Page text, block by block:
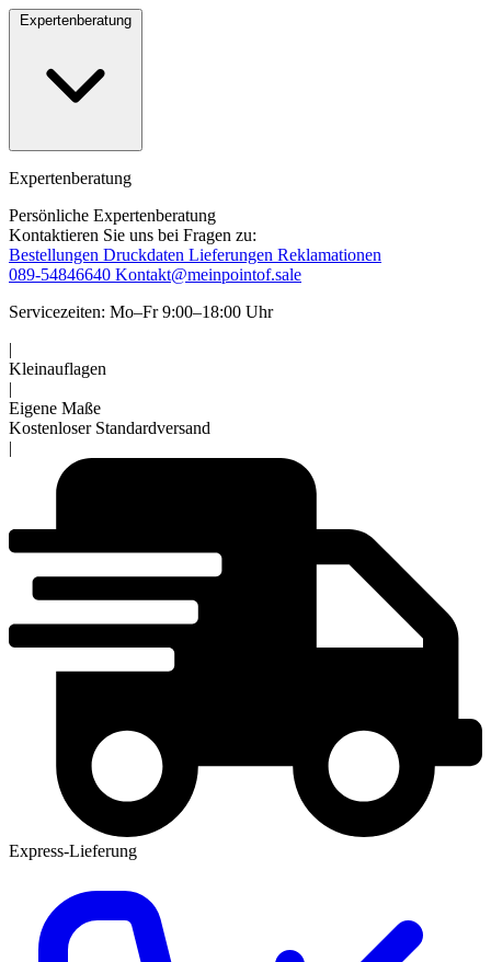
Expertenberatung
Expertenberatung
Persönliche Expertenberatung
Kontaktieren Sie uns bei Fragen zu:
Bestellungen Druckdaten Lieferungen Reklamationen
089-54846640 Kontakt@meinpointof.sale
Servicezeiten: Mo–Fr 9:00–18:00 Uhr
|
Kleinauflagen
|
Eigene Maße
Kostenloser Standardversand
|
Express-Lieferung